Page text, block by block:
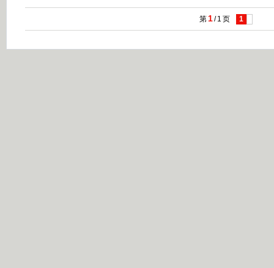
第 1/ 1 页 1